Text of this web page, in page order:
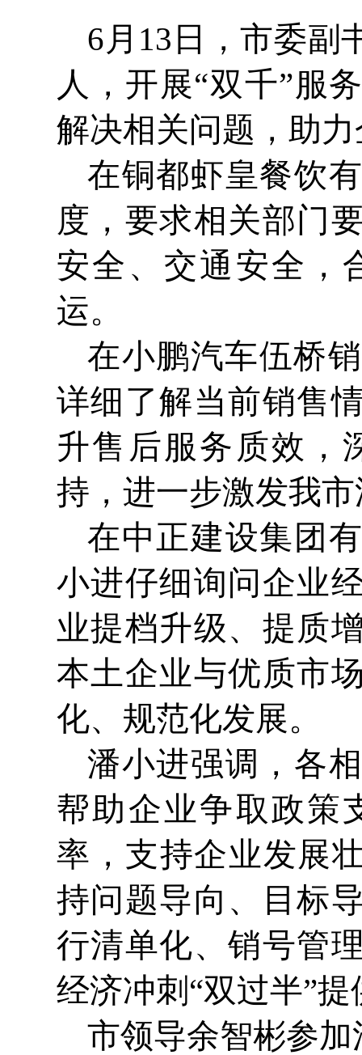
6月13日，市委副
人，开展“双千”服
解决相关问题，助
在铜都虾皇餐饮
度，要求相关部门
安全、交通安全，
运。
在小鹏汽车伍桥
详细了解当前销售
升售后服务质效，
持，进一步激发我
在中正建设集团
小进仔细询问企业
业提档升级、提质
本土企业与优质市
化、规范化发展。
潘小进强调，各
帮助企业争取政策
率，支持企业发展
持问题导向、目标
行清单化、销号管
经济冲刺“双过半”
市领导余智彬参